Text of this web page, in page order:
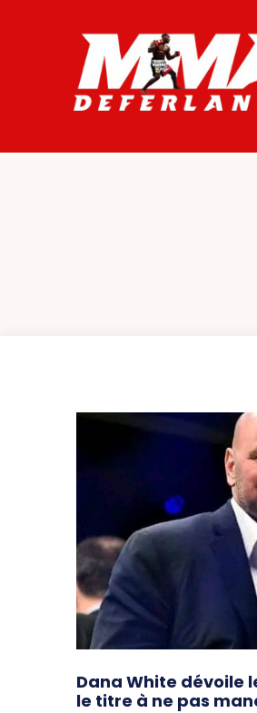
Dana White dévoile
le titre à ne pas